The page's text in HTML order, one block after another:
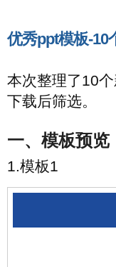
优秀ppt模板-10
本次整理了10
下载后筛选。
一、模板预览
1.模板1